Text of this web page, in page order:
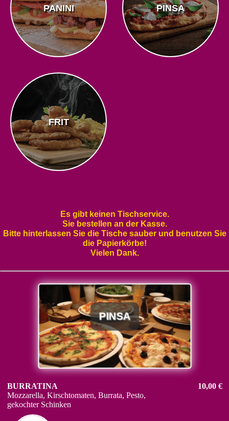
PANINI PINSA
FRIT
Es gibt keinen Tischservice.
Sie bestellen an der Kasse.
Bitte hinterlassen Sie die Tische sauber und benutzen Sie
die Papierkörbe!
Vielen Dank.
PINSA
BURRATINA
Mozzarella, Kirschtomaten, Burrata, Pesto,
gekochter Schinken
10,00 €